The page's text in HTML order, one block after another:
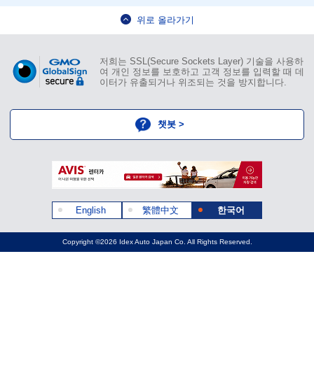
위로 올라가기
저희는 SSL(Secure Sockets Layer) 기술을 사용하
여 개인 정보를 보호하고 고객 정보를 입력할 때 데
이터가 유출되거나 위조되는 것을 방지합니다.
챗봇 >
English 繁體中文 한국어
Copyright ©2026 Idex Auto Japan Co. All Rights Reserved.